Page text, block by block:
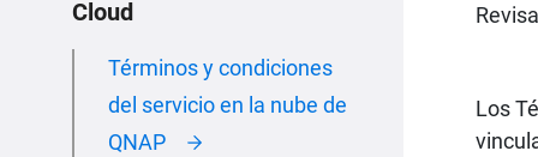
Cloud
Términos y condiciones
del servicio en la nube de
QNAP
Los